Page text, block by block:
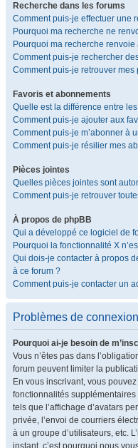
Recherche dans les forums
Comment puis-je effectuer une
Pourquoi ma recherche ne
Pourquoi ma recherche
Comment puis-je rechercher
Comment puis-je retrouver
Favoris et abonnements
Quelle est la différence entre
Comment puis-je ajouter aux
Comment puis-je m’abonner à
Comment puis-je résilier mes
Pièces jointes
Quelles pièces jointes sont
Comment puis-je retrouver
À propos de phpBB
Qui a développé ce logiciel de
Pourquoi la fonctionnalité X
Qui dois-je contacter à propos
à ce forum ?
Comment puis-je contacter un
Problèmes de
Pourquoi ai-je besoin de
Vous n’êtes pas dans
forum peuvent limiter la
En vous inscrivant, vous
fonctionnalités
tels que l’affichage d’avatars
privée, l’envoi de courriers
à un groupe d’utilisateurs, etc.
instant, c’est pourquoi nous